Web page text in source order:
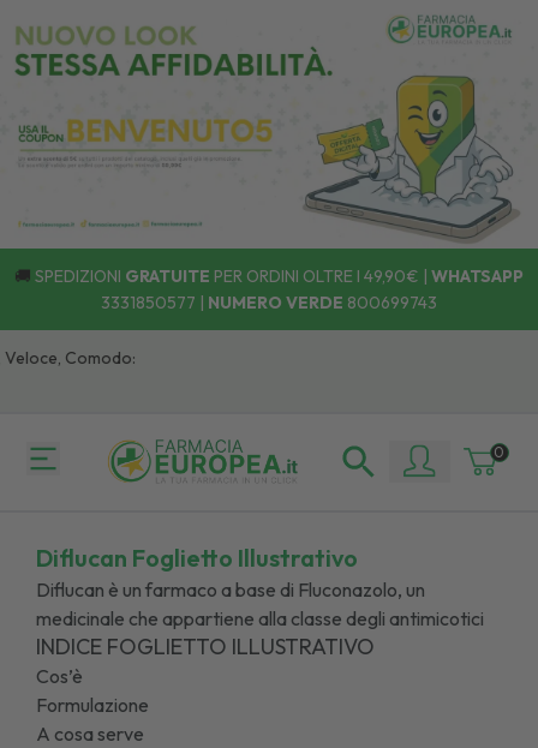
🚚 SPEDIZIONI GRATUITE PER ORDINI OLTRE I 49,90€ | WHATSAPP
3331850577 | NUMERO VERDE 800699743
Comodo:
0
Diflucan Foglietto Illustrativo
Diflucan è un farmaco a base di Fluconazolo, un
medicinale che appartiene alla classe degli antimicotici
INDICE FOGLIETTO ILLUSTRATIVO
Cos’è
Formulazione
A cosa serve